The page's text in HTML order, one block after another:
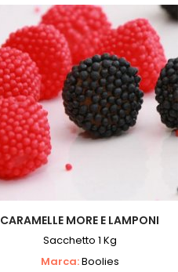
CARAMELLE MORE E LAMPONI
Sacchetto 1 Kg
Marca:Boolies